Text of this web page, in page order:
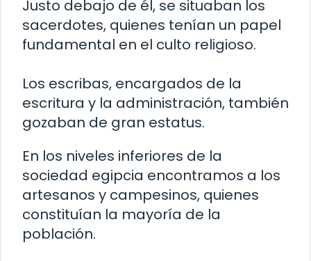
Justo debajo de él, se situaban los
sacerdotes, quienes tenían un papel
fundamental en el culto religioso.
Los escribas, encargados de la
escritura y la administración, también
gozaban de gran estatus.
En los niveles inferiores de la
sociedad egipcia encontramos a los
artesanos y campesinos, quienes
constituían la mayoría de la
población.